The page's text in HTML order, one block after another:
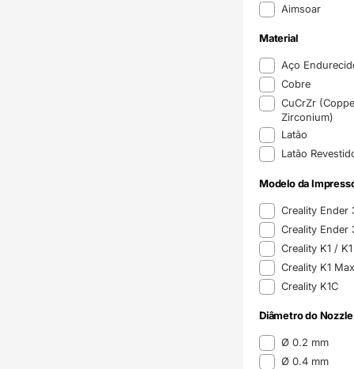
MarcaAimsoar
Material
Material
Aço
Cobre
CuCrZr
Zirconium)
Latão
Latão
Modelo da
Modelo da
Creality
Creality
Creality K1 /
Creality K1
Creality K1C
Diâmetro do Nozzle
Diâmetro do Nozzle
Ø 0.2 mm
Ø 0.4 mm